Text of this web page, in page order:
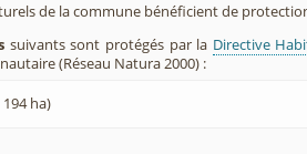
de la commune bénéficient de
suivants sont protégés par la Directive
(Réseau Natura 2000) :
ha)